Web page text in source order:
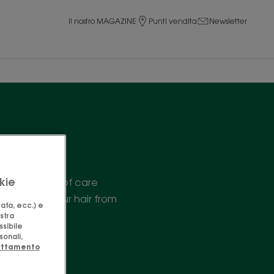
Il nostro MAGAZINE Punti vendita Newsletter
range of care
shape your hair from
ecc.) e